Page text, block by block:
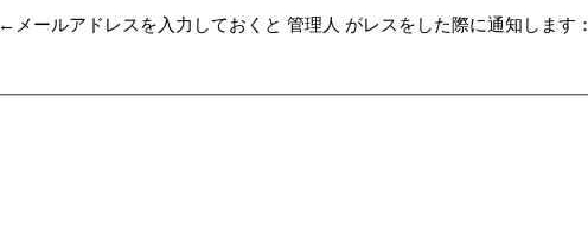
←メールアドレスを入力しておくと 管理人 がレスをした際に通知します：